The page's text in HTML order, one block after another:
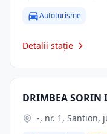
Autoturisme
Detalii stație
-, nr. 1, Santion,